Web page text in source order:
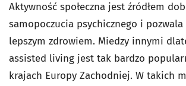
Aktywność społeczna jest źródłem
samopoczucia psychicznego i pozwala
lepszym zdrowiem. Miedzy innymi
assisted living jest tak bardzo
krajach Europy Zachodniej. W takich